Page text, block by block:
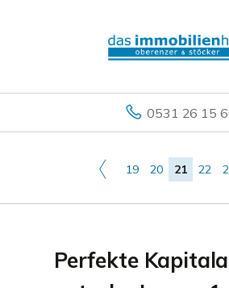
0531 26 15
19 20 21 22
Perfekte